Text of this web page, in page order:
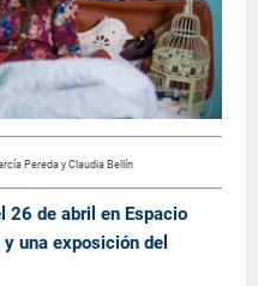
Pereda y Claudia Bellín
26 de abril en Espacio
una exposición del